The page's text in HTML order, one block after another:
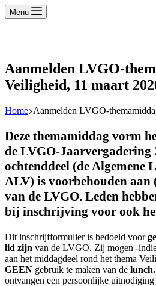
Menu
Aanmelden LVGO-
Veiligheid, 11 maart
Home Aanmelden LVGO-
Deze themamiddag vorm
de LVGO-Jaarvergadering
ochtenddeel (de Algemene
ALV) is voorbehouden aan
van de LVGO. Leden
bij inschrijving voor ook
Dit inschrijfformulier is bedoeld voor
lid zijn van de LVGO. Zij mogen -
aan het middagdeel rond het thema
GEEN gebruik te maken van de lunch.
ontvangen een persoonlijke